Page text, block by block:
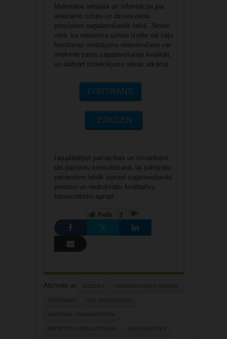
Materiālos iekļauta arī informācija par
ieteicamo uzturu un dzīvesveida
principiem sagatavošanās laikā. Jāņem
vērā, ka nepareiza uztura izvēle vai zāļu
lietošanas norādījumu neievērošana var
ietekmēt zarnu sagatavošanās kvalitāti,
un dažkārt izmeklējumu nākas atkārtot.
FORTRANS
EZICLEN
Lejuplādējiet pamācības un izmantojiet
tās pacientu konsultēšanā, lai palīdzētu
pacientiem labāk izprast sagatavošanās
procesu un nodrošinātu kvalitatīvu
farmaceitisko aprūpi.
Patīk 3
Atzīmēti ar: EZICLEN FARMACEITISKĀ APRŪPE
FORTRANS KOLONOSKOPIJA
MATERIĀLI FARMACEITIEM
PACIENTU KONSULTĒŠANA SAGATAVOTIES